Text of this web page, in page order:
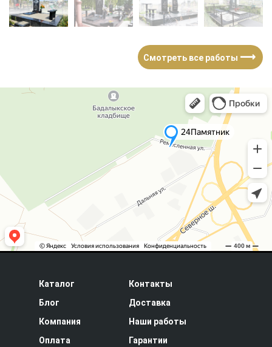
Смотреть все работы ⟶
Каталог
Контакты
Блог
Доставка
Компания
Наши работы
Оплата
Гарантии